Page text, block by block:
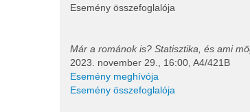
Esemény összefoglalója
Már a románok is? Statisztika, és ami
2023. november 29., 16:00, A4/421B
Esemény meghívója
Esemény összefoglalója